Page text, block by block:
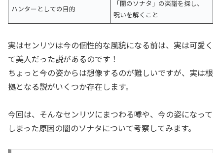
ハンターとしての目的
「闇のソナタ」の楽譜を探し、
呪いを解くこと
実はセンリツは今の個性的な風貌になる前は、実は可愛く
て美人だった説があるのです！
ちょっと今の姿からは想像するのが難しいですが、実は根
拠となる説がいくつか存在します。
今回は、そんなセンリツにまつわる噂や、今の姿になって
しまった原因の闇のソナタについて考察してみます。